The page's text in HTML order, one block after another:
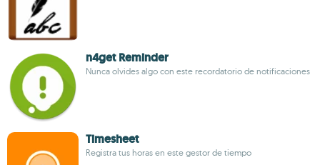
n4get Reminder
Nunca olvides algo con este recordatorio de notificaciones
Timesheet
Registra tus horas en este gestor de tiempo